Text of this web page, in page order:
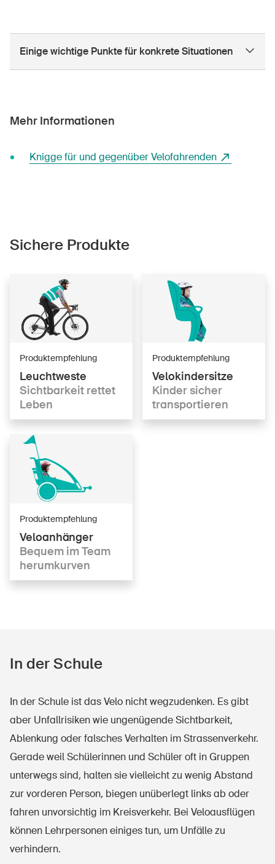
Einige wichtige Punkte für konkrete Situationen
Mehr Informationen
Knigge für und gegenüber Velofahrenden
Sichere Produkte
Leuchtweste
Sichtbarkeit rettet
Leben
Produktempfehlung
Velokindersitze
Kinder sicher
transportieren
Produktempfehlung
Veloanhänger
Bequem im Team
herumkurven
Produktempfehlung
In der Schule
In der Schule ist das Velo nicht wegzudenken. Es gibt
aber Unfallrisiken wie ungenügende Sichtbarkeit,
Ablenkung oder falsches Verhalten im Strassenverkehr.
Gerade weil Schülerinnen und Schüler oft in Gruppen
unterwegs sind, halten sie vielleicht zu wenig Abstand
zur vorderen Person, biegen unüberlegt links ab oder
fahren unvorsichtig im Kreisverkehr. Bei Veloausflügen
können Lehrpersonen einiges tun, um Unfälle zu
verhindern.